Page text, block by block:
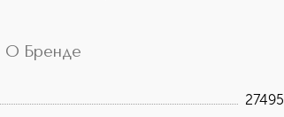
О Бренде
27495